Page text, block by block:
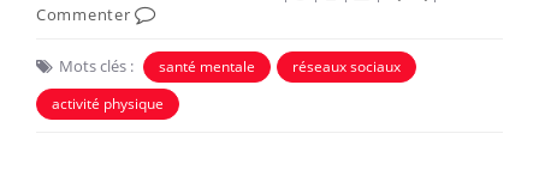
Commenter
Mots clés : santé mentale
réseaux sociaux
activité physique